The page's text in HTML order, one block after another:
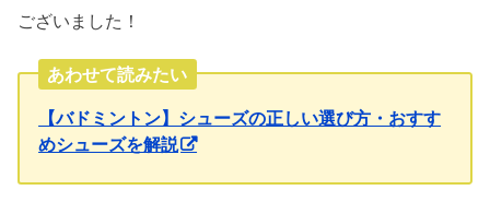
ございました！
あわせて読みたい
【バドミントン】シューズの正しい選び方・おすす
めシューズを解説